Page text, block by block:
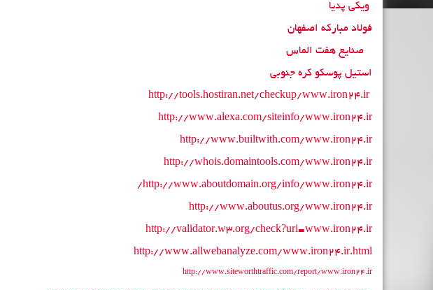
ویکی پدیا
فولاد مبارکه اصفهان
صنایع هفت الماس
استیل پوسکو کره جنوبی
http://tools.hostiran.net/checkup/www.iron24.ir
http://www.alexa.com/siteinfo/www.iron24.ir
http://www.builtwith.com/www.iron24.ir
http://whois.domaintools.com/www.iron24.ir
http://www.aboutdomain.org/info/www.iron24.ir/
http://www.aboutus.org/www.iron24.ir
http://validator.w3.org/check?uri=www.iron24.ir
http://www.allwebanalyze.com/www.iron24.ir.html
http://www.siteworthtraffic.com/report/www.iron24.ir